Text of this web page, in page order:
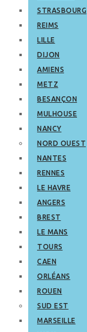
STRASBOURG
REIMS
LILLE
DIJON
AMIENS
METZ
BESANÇON
MULHOUSE
NANCY
NORD OUEST
NANTES
RENNES
LE HAVRE
ANGERS
BREST
LE MANS
TOURS
CAEN
ORLÉANS
ROUEN
SUD EST
MARSEILLE